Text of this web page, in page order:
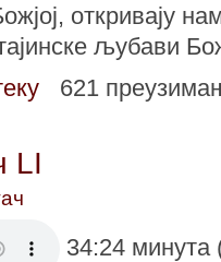
откривају
љубави
621
LI
34:24